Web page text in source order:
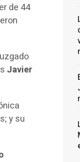
de 44
Javier
y su